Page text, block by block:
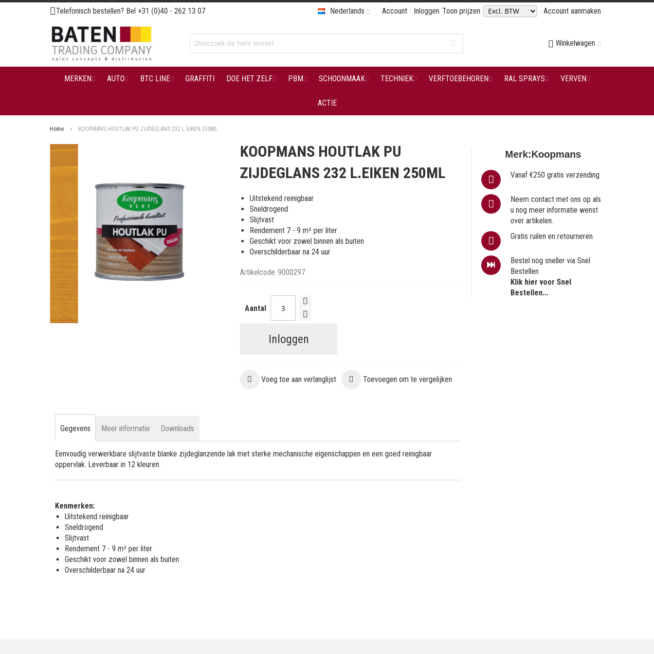
Ga
naar
de
inhoud
Telefonisch bestellen? Bel +31 (0)40 - 262 13 07 Account Inloggen Toon prijzen Account aanmaken
Nederlands
Winkelwagen
MERKEN AUTO BTC LINE GRAFFITI DOE HET ZELF PBM SCHOONMAAK TECHNIEK VERFTOEBEHOREN RAL SPRAYS VERVEN
ACTIE
Home KOOPMANS HOUTLAK PU ZIJDEGLANS 232 L.EIKEN 250ML
het
gallerij
KOOPMANS HOUTLAK PU
ZIJDEGLANS 232 L.EIKEN 250ML
Uitstekend reinigbaar
Sneldrogend
Slijtvast
Rendement 7 - 9 m² per liter
Geschikt voor zowel binnen als buiten
Overschilderbaar na 24 uur
Artikelcode 9000297
Aantal
Inloggen
Voeg toe aan verlanglijst Toevoegen om te vergelijken
Merk:Koopmans
Vanaf €250 gratis verzending
Neem contact met ons op als
u nog meer informatie wenst
over artikelen.
Gratis ruilen en retourneren.
Bestel nog sneller via Snel
Bestellen
Klik hier voor Snel
Bestellen...
Gegevens
Eenvoudig verwerkbare slijtvaste blanke zijdeglanzende lak met sterke mechanische eigenschappen en een goed reinigbaar
oppervlak. Leverbaar in 12 kleuren.
Kenmerken:
Uitstekend reinigbaar
Sneldrogend
Slijtvast
Rendement 7 - 9 m² per liter
Geschikt voor zowel binnen als buiten
Overschilderbaar na 24 uur
Meer informatie Downloads